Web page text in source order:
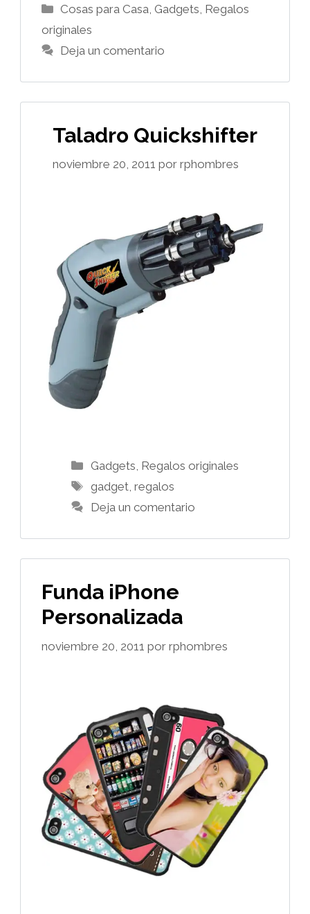
Categorías
Cosas para Casa Gadgets Regalos
originales
Deja un comentario
Taladro Quickshifter
noviembre 20, 2011 por rphombres
Categorías
Gadgets, Regalos originales
Etiquetas
gadget, regalos
Deja un comentario
Funda iPhone
Personalizada
noviembre 20, 2011 por rphombres